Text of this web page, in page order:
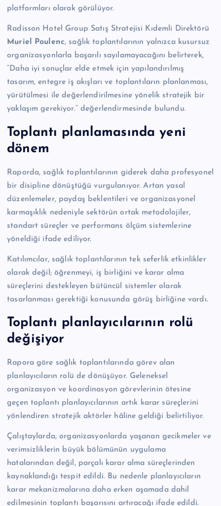
platformları olarak görülüyor.
Radisson Hotel Group Satış Stratejisi Kıdemli Direktörü
Muriel Poulenc, sağlık toplantılarının yalnızca kusursuz
organizasyonlarla başarılı sayılamayacağını belirterek,
“Daha iyi sonuçlar elde etmek için yapılandırılmış
tasarım, entegre iş akışları ve toplantıların planlanması,
yürütülmesi ile değerlendirilmesine yönelik stratejik bir
yaklaşım gerekiyor.” değerlendirmesinde bulundu.
Toplantı planlamasında yeni
dönem
Raporda, sağlık toplantılarının giderek daha profesyonel
bir disipline dönüştüğü vurgulanıyor. Artan yasal
düzenlemeler, paydaş beklentileri ve organizasyonel
karmaşıklık nedeniyle sektörün ortak metodolojiler,
standart süreçler ve performans ölçüm sistemlerine
yöneldiği ifade ediliyor.
Katılımcılar, sağlık toplantılarının tek seferlik etkinlikler
olarak değil; öğrenmeyi, iş birliğini ve karar alma
süreçlerini destekleyen bütüncül sistemler olarak
tasarlanması gerektiği konusunda görüş birliğine vardı.
Toplantı planlayıcılarının rolü
değişiyor
Rapora göre sağlık toplantılarında görev alan
planlayıcıların rolü de dönüşüyor. Geleneksel
organizasyon ve koordinasyon görevlerinin ötesine
geçen toplantı planlayıcılarının artık karar süreçlerini
yönlendiren stratejik aktörler hâline geldiği belirtiliyor.
Çalıştaylarda, organizasyonlarda yaşanan gecikmeler ve
verimsizliklerin büyük bölümünün uygulama
hatalarından değil, parçalı karar alma süreçlerinden
kaynaklandığı tespit edildi. Bu nedenle planlayıcıların
karar mekanizmalarına daha erken aşamada dahil
edilmesinin toplantı başarısını artıracağı ifade edildi.